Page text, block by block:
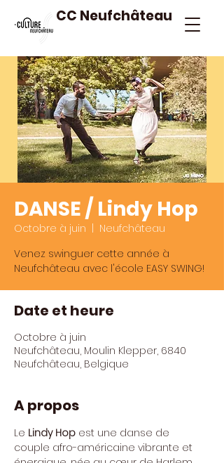
CC Neufchâteau
DANSE / Lindy Hop
Octobre à juin
Neufchâteau
Venez swinguer cette année à
Neufchâteau avec l'école EASY SWING!
Date et heure
Octobre à juin
Neufchâteau, Moulin Klepper, 6840
Neufchâteau, Belgique
A propos
Le Lindy Hop est une danse de
couple afro-américaine vibrante et